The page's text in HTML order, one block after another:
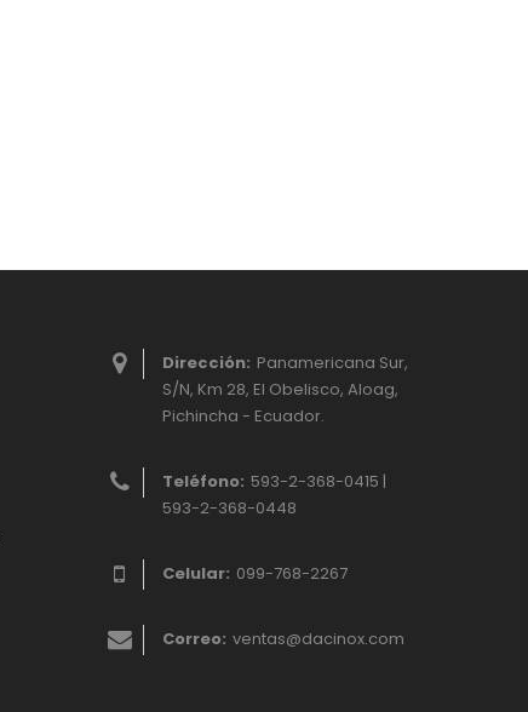
Dirección: Panamericana Sur,
S/N, Km 28, El Obelisco, Aloag,
Pichincha - Ecuador.
Teléfono: 593-2-368-0415 |
593-2-368-0448
Celular: 099-768-2267
Correo: ventas@dacinox.com